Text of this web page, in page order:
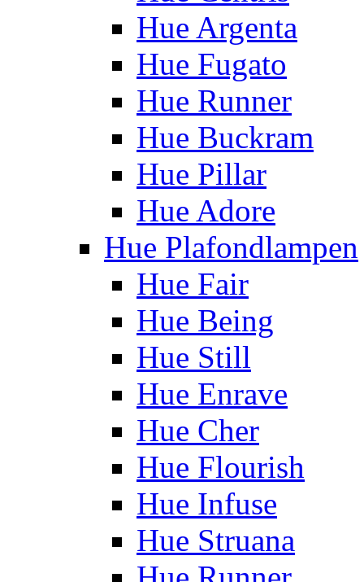
Hue Argenta
Hue Fugato
Hue Runner
Hue Buckram
Hue Pillar
Hue Adore
Hue Plafondlampen
Hue Fair
Hue Being
Hue Still
Hue Enrave
Hue Cher
Hue Flourish
Hue Infuse
Hue Struana